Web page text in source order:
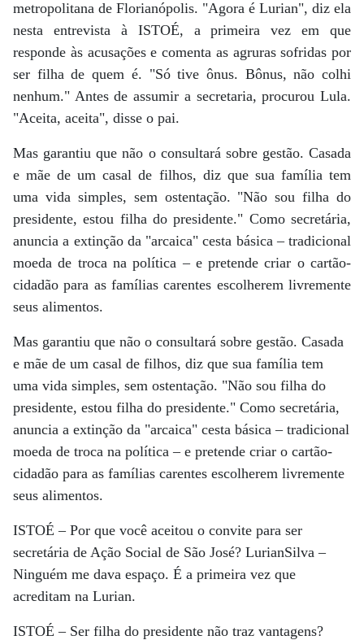
metropolitana de Florianópolis. "Agora é Lurian", diz ela
nesta entrevista à ISTOÉ, a primeira vez em que
responde às acusações e comenta as agruras sofridas por
ser filha de quem é. "Só tive ônus. Bônus, não colhi
nenhum." Antes de assumir a secretaria, procurou Lula.
"Aceita, aceita", disse o pai.
Mas garantiu que não o consultará sobre gestão. Casada
e mãe de um casal de filhos, diz que sua família tem
uma vida simples, sem ostentação. "Não sou filha do
presidente, estou filha do presidente." Como secretária,
anuncia a extinção da "arcaica" cesta básica – tradicional
moeda de troca na política – e pretende criar o cartão-
cidadão para as famílias carentes escolherem livremente
seus alimentos.
Mas garantiu que não o consultará sobre gestão. Casada
e mãe de um casal de filhos, diz que sua família tem
uma vida simples, sem ostentação. "Não sou filha do
presidente, estou filha do presidente." Como secretária,
anuncia a extinção da "arcaica" cesta básica – tradicional
moeda de troca na política – e pretende criar o cartão-
cidadão para as famílias carentes escolherem livremente
seus alimentos.
ISTOÉ – Por que você aceitou o convite para ser
secretária de Ação Social de São José? LurianSilva –
Ninguém me dava espaço. É a primeira vez que
acreditam na Lurian.
ISTOÉ – Ser filha do presidente não traz vantagens?